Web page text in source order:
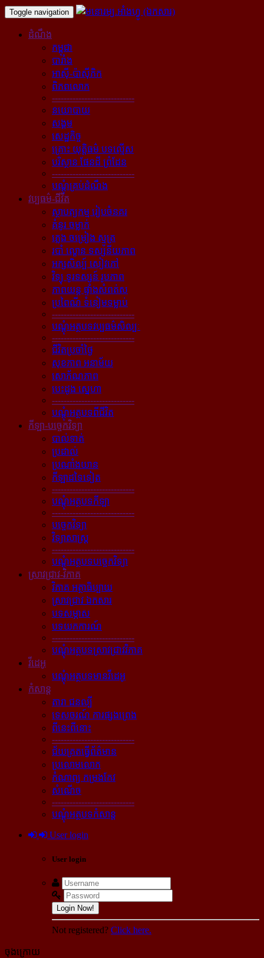
Toggle navigation
ដំណឹង
កម្ពុជា
បារាំង
អាស៊ី-ប៉ាស៊ីភិក
ពិភពលោក
----------------------------
នយោបាយ
សង្គម
សេដ្ឋកិច្ច
គ្រោះ យុត្តិធម៌ បទល្មើស
បរិស្ថាន ផែនដី ព្រំដែន
----------------------------
បណ្ដុំគ្រប់ដំណឹង
វប្បធម៌-ជីវិត
ស្ថាបត្យកម្ម រៀបចំនគរ
គំនូរ ចម្លាក់
ភ្លេង ចម្រៀង ស្មូត្រ
របាំ ល្ខោន ទស្សនីយភាព
អក្សសិល្ប៍ សៀវភៅ
វិទ្យុ ទូរទស្សន៍ រូបភាព
ភាពយន្ដ ផ្ទាំងសំពត់ស
ប្រពៃណី ទំនៀមទម្លាប់
----------------------------
បណ្ដុំអត្ថបទវប្បធម៌សិល្បៈ
----------------------------
ជីវិតប្រចាំថ្ងៃ
សុខភាព អនាម័យ
សោភ័ណភាព
បេះដូង ស្នេហា
----------------------------
បណ្ដុំអត្ថបទពីជីវិត
កីឡា-បច្ចេកវិទ្យា
បាល់ទាត់
ប្រដាល់
ប្រណាំងយាន
កីឡាដទៃទៀត
----------------------------
បណ្ដុំអត្ថបទកីឡា
----------------------------
បច្ចេកវិទ្យា
វិទ្យាសាស្ត្រ
----------------------------
បណ្ដុំអត្ថបទបច្ចេកវិទ្យា
ស្រាវជ្រាវ-វិភាគ
វិភាគ អត្ថាធិប្បាយ
ស្រាវជ្រាវ ឯកសារ
បទសម្ភាស
បទយកការណ៍
----------------------------
បណ្ដុំអត្ថបទស្រាវជ្រាវវិភាគ
វីដេអូ
បណ្ដុំអត្ថបទមានវីដេអូ
កំសាន្ដ
តារា ជនល្បី
ទេសចរណ៍ ការផ្សងព្រេង
ពីនេះពីនោះ
----------------------------
ជ័យគ្រតធ្វើព័ត៌មាន
ប្រលោមលោក
កំណាព្យ កម្រងកែវ
សំណើច
----------------------------
បណ្ដុំអត្ថបទកំសាន្ដ
User login
User login
Login Now!
Not registered? Click here.
ចុងក្រោយ